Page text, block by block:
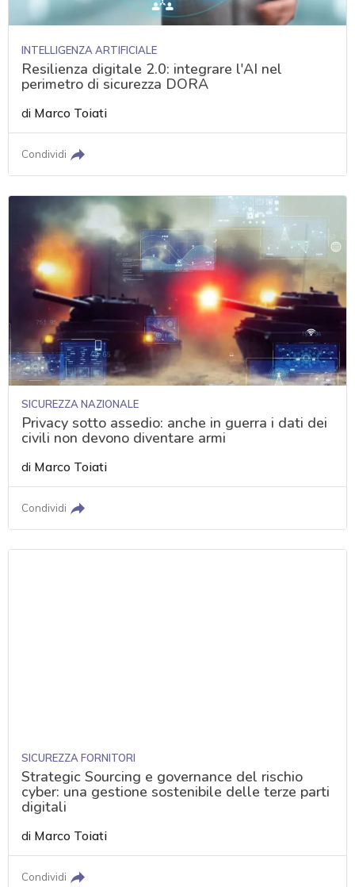
INTELLIGENZA ARTIFICIALE
Resilienza digitale 2.0: integrare l'AI nel
perimetro di sicurezza DORA
di Marco Toiati
Condividi
SICUREZZA NAZIONALE
Privacy sotto assedio: anche in guerra i dati dei
civili non devono diventare armi
di Marco Toiati
Condividi
SICUREZZA FORNITORI
Strategic Sourcing e governance del rischio
cyber: una gestione sostenibile delle terze parti
digitali
di Marco Toiati
Condividi